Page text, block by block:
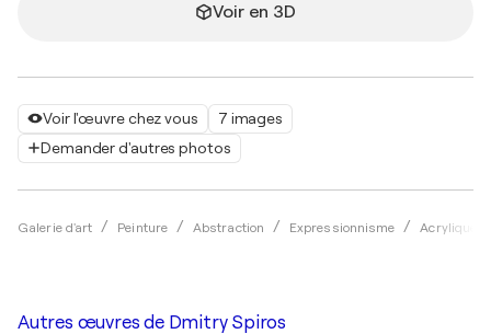
Voir l'œuvre chez vous
7 images
Demander d'autres photos
Galerie d'art Peinture Abstraction Expressionnisme Acrylique
Voir en 3D
Autres œuvres de Dmitry Spiros